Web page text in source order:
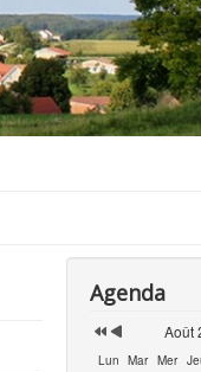
Agenda
Août
Lun Mar Mer